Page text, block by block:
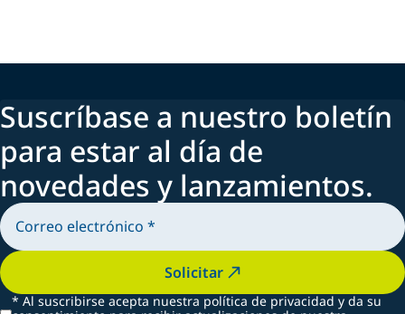
Suscríbase a nuestro boletín
para estar al día de
novedades y lanzamientos.
Solicitar
* Al suscribirse acepta nuestra política de privacidad y da su